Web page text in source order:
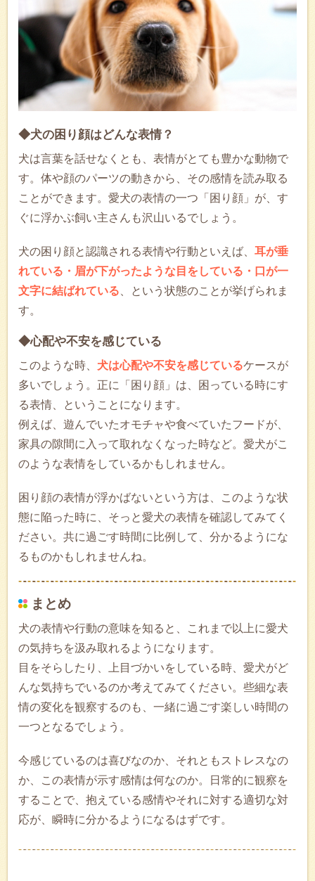
◆犬の困り顔はどんな表情？
犬は言葉を話せなくとも、表情がとても豊かな動物で
す。体や顔のパーツの動きから、その感情を読み取る
ことができます。愛犬の表情の一つ「困り顔」が、す
ぐに浮かぶ飼い主さんも沢山いるでしょう。
犬の困り顔と認識される表情や行動といえば、 耳が垂
れている・眉が下がったような目をしている・口が一
文字に結ばれている、という状態のことが挙げられま
す。
◆心配や不安を感じている
このような時、 犬は心配や不安を感じているケースが
多いでしょう。正に「困り顔」は、困っている時にす
る表情、ということになります。
例えば、遊んでいたオモチャや食べていたフードが、
家具の隙間に入って取れなくなった時など。愛犬がこ
のような表情をしているかもしれません。
困り顔の表情が浮かばないという方は、このような状
態に陥った時に、そっと愛犬の表情を確認してみてく
ださい。共に過ごす時間に比例して、分かるようにな
るものかもしれませんね。
まとめ
犬の表情や行動の意味を知ると、これまで以上に愛犬
の気持ちを汲み取れるようになります。
目をそらしたり、上目づかいをしている時、愛犬がど
んな気持ちでいるのか考えてみてください。些細な表
情の変化を観察するのも、一緒に過ごす楽しい時間の
一つとなるでしょう。
今感じているのは喜びなのか、それともストレスなの
か、この表情が示す感情は何なのか。日常的に観察を
することで、抱えている感情やそれに対する適切な対
応が、瞬時に分かるようになるはずです。